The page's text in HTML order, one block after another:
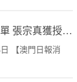
特區政府公佈2024年度授勳名單 張宗真獲授予專業...
【澳門日報消